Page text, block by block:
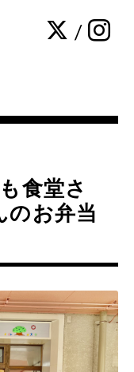
/
食堂さ
お弁当